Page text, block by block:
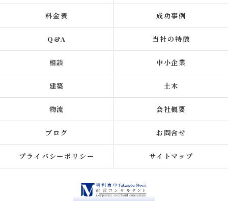
料金表 成功事例
Q&A 当社の特徴
相談 中小企業
建築 土木
物流 会社概要
ブログ お問合せ
プライバシーポリシー サイトマップ